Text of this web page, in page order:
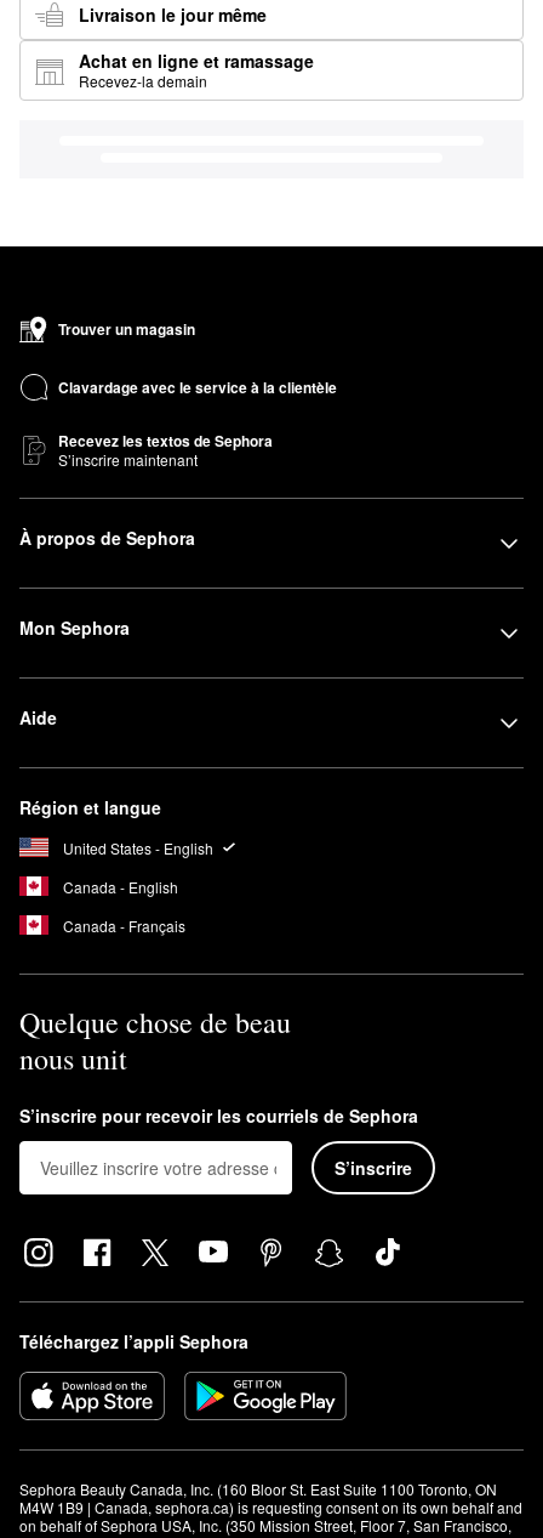
Livraison le jour même
Achat en ligne et ramassage
Recevez-la demain
Trouver un magasin
Clavardage avec le service à la clientèle
Recevez les textos de Sephora
S’inscrire maintenant
À propos de Sephora
Mon Sephora
Aide
Région et langue
United States - English
Canada - English
Canada - Français
Quelque chose de beau
nous unit
S’inscrire pour recevoir les courriels de Sephora
S’inscrire
Téléchargez l’appli Sephora
Sephora Beauty Canada, Inc. (160 Bloor St. East Suite 1100 Toronto, ON
M4W 1B9 | Canada, sephora.ca) is requesting consent on its own behalf and
on behalf of Sephora USA, Inc. (350 Mission Street, Floor 7, San Francisco,